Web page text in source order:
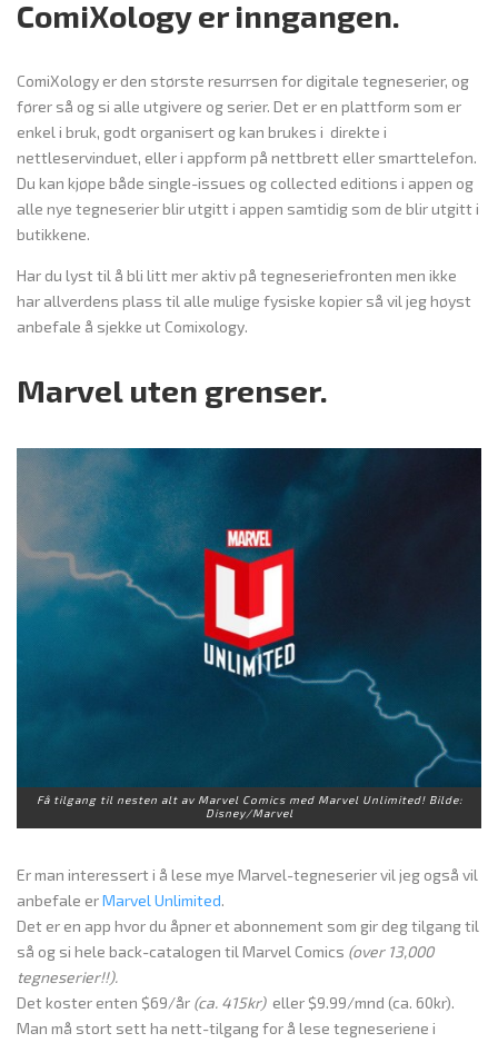
ComiXology er inngangen.
ComiXology er den største resurrsen for digitale tegneserier, og
fører så og si alle utgivere og serier. Det er en plattform som er
enkel i bruk, godt organisert og kan brukes i direkte i
nettleservinduet, eller i appform på nettbrett eller smarttelefon.
Du kan kjøpe både single-issues og collected editions i appen og
alle nye tegneserier blir utgitt i appen samtidig som de blir utgitt i
butikkene.
Har du lyst til å bli litt mer aktiv på tegneseriefronten men ikke
har allverdens plass til alle mulige fysiske kopier så vil jeg høyst
anbefale å sjekke ut Comixology.
Marvel uten grenser.
Få tilgang til nesten alt av Marvel Comics med Marvel Unlimited! Bilde:
Disney/Marvel
Er man interessert i å lese mye Marvel-tegneserier vil jeg også vil
anbefale erMarvel Unlimited.
Det er en app hvor du åpner et abonnement som gir deg tilgang til
så og si hele back-catalogen til Marvel Comics (over 13,000
tegneserier!!).
Det koster enten $69/år (ca. 415kr)eller $9.99/mnd (ca. 60kr).
Man må stort sett ha nett-tilgang for å lese tegneseriene i